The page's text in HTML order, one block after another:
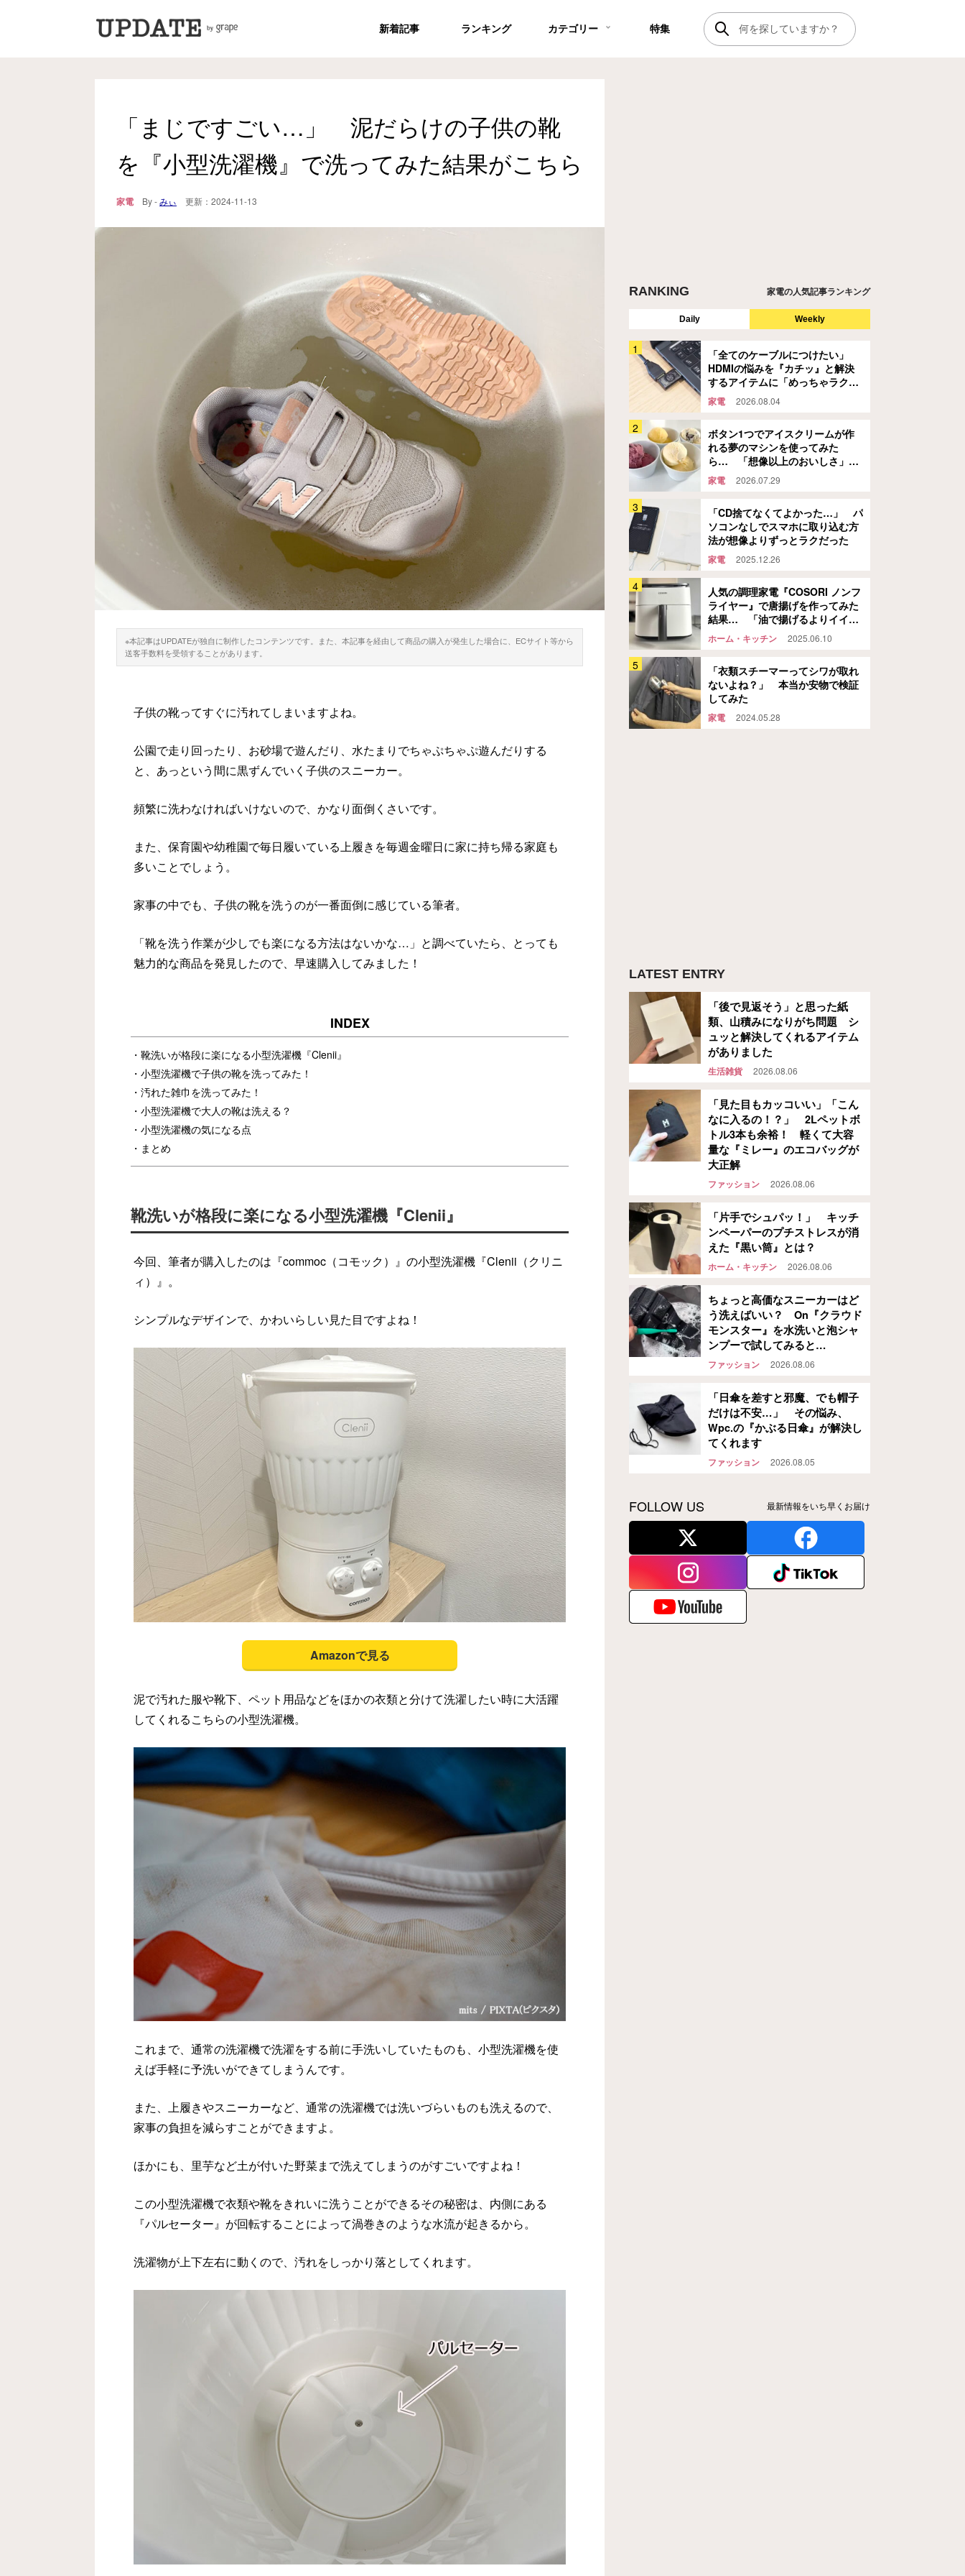
新着記事 ランキング カテゴリー 特集
「まじですごい…」 泥だらけの子供の靴
を『小型洗濯機』で洗ってみた結果がこちら
家電 By -みぃ 更新： 2024-11-13
※本記事はUPDATEが独自に制作したコンテンツです。また、本記事を経由して商品の購入が発生した場合に、ECサイト等から
送客手数料を受領することがあります。
子供の靴ってすぐに汚れてしまいますよね。
公園で走り回ったり、お砂場で遊んだり、水たまりでちゃぷちゃぷ遊んだりする
と、あっという間に黒ずんでいく子供のスニーカー。
頻繁に洗わなければいけないので、かなり面倒くさいです。
また、保育園や幼稚園で毎日履いている上履きを毎週金曜日に家に持ち帰る家庭も
多いことでしょう。
家事の中でも、子供の靴を洗うのが一番面倒に感じている筆者。
「靴を洗う作業が少しでも楽になる方法はないかな…」と調べていたら、とっても
魅力的な商品を発見したので、早速購入してみました！
靴洗いが格段に楽になる小型洗濯機『Clenii』
小型洗濯機で子供の靴を洗ってみた！
汚れた雑巾を洗ってみた！
小型洗濯機で大人の靴は洗える？
小型洗濯機の気になる点
まとめ
靴洗いが格段に楽になる小型洗濯機『Clenii』
今回、筆者が購入したのは『commoc（コモック）』の小型洗濯機『Clenii（クリニ
ィ）』。
シンプルなデザインで、かわいらしい見た目ですよね！
Amazonで見る
泥で汚れた服や靴下、ペット用品などをほかの衣類と分けて洗濯したい時に大活躍
してくれるこちらの小型洗濯機。
これまで、通常の洗濯機で洗濯をする前に手洗いしていたものも、小型洗濯機を使
えば手軽に予洗いができてしまうんです。
また、上履きやスニーカーなど、通常の洗濯機では洗いづらいものも洗えるので、
家事の負担を減らすことができますよ。
ほかにも、里芋など土が付いた野菜まで洗えてしまうのがすごいですよね！
この小型洗濯機で衣類や靴をきれいに洗うことができるその秘密は、内側にある
『パルセーター』が回転することによって渦巻きのような水流が起きるから。
洗濯物が上下左右に動くので、汚れをしっかり落としてくれます。
RANKING 家電の人気記事ランキング
Daily Weekly
「全てのケーブルにつけたい」
HDMIの悩みを『カチッ』と解決
するアイテムに「めっちゃラク」
「劣化も防げそう」
家電 2026.08.04
「CD捨てなくてよかった…」 パ
ソコンなしでスマホに取り込む方
法が想像よりずっとラクだった
家電
ボタン1つでアイスクリームが作
れる夢のマシンを使ってみた
ら… 「想像以上のおいしさ」
「もうアイスは買わなくてい
2026.07.29
電源タップのイライラ、サンワサ
プライが解決してくれました
ぐポチりました」
家電 2025.10.10
人気の調理家電『COSORI ノンフ
「全てのケーブルにつけたい」
HDMIの悩みを『カチッ』と解決
するアイテムに「めっちゃラク」
「劣化も防げそう」
家電 2026.08.04
ボタン1つでアイスクリームが作
れる夢のマシンを使ってみた
ら… 「想像以上のおいしさ」
「もうアイスは買わなくてい
い！」
家電 2026.07.29
「CD捨てなくてよかった…」 パ
ソコンなしでスマホに取り込む方
法が想像よりずっとラクだった
家電 2025.12.26
人気の調理家電『COSORI ノンフ
ライヤー』で唐揚げを作ってみた
結果… 「油で揚げるよりイイか
もよ！」
ホーム・キッチン 2025.06.10
「衣類スチーマーってシワが取れ
ないよね？」 本当か安物で検証
してみた
家電 2024.05.28
LATEST ENTRY
「後で見返そう」と思った紙
類、山積みになりがち問題 シ
ュッと解決してくれるアイテム
がありました
生活雑貨 2026.08.06
「見た目もカッコいい」「こん
なに入るの！？」 2Lペットボ
トル3本も余裕！ 軽くて大容
量な『ミレー』のエコバッグが
大正解
ファッション 2026.08.06
「片手でシュパッ！」 キッチ
ンペーパーのプチストレスが消
えた『黒い筒』とは？
ホーム・キッチン 2026.08.06
ちょっと高価なスニーカーはど
う洗えばいい？ On『クラウド
モンスター』を水洗いと泡シャ
ンプーで試してみると…
ファッション 2026.08.06
「日傘を差すと邪魔、でも帽子
だけは不安…」 その悩み、
Wpc.の『かぶる日傘』が解決し
てくれます
ファッション 2026.08.05
FOLLOW US 最新情報をいち早くお届け